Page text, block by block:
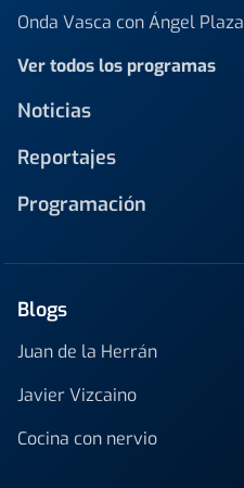
Onda Vasca con Ángel Plaza
Ver todos los programas
Noticias
Reportajes
Programación
Blogs
Juan de la Herrán
Javier Vizcaino
Cocina con nervio